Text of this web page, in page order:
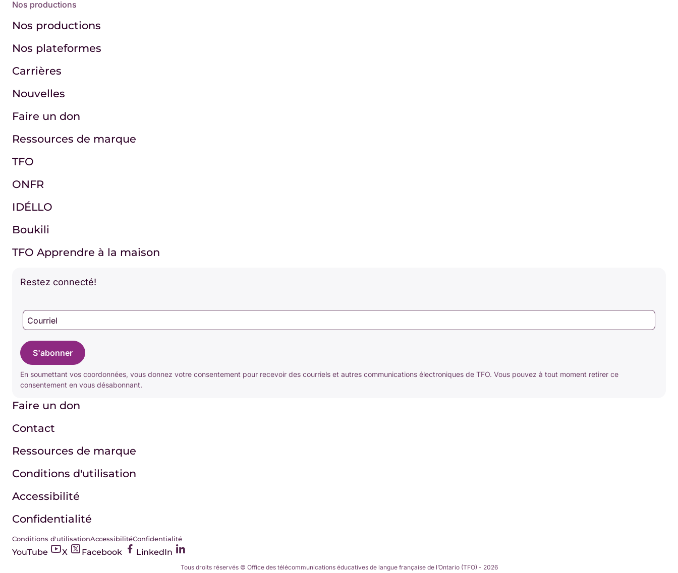
Nos productions
Nos productions
Nos plateformes
Carrières
Nouvelles
Faire un don
Ressources de marque
TFO
ONFR
IDÉLLO
Boukili
TFO Apprendre à la maison
Restez connecté!
Courriel
S'abonner
En soumettant vos coordonnées, vous donnez votre consentement pour recevoir des courriels et autres communications électroniques de TFO. Vous pouvez à tout moment retirer ce
consentement en vous désabonnant.
Faire un don
Contact
Ressources de marque
Conditions d'utilisation
Accessibilité
Confidentialité
Conditions d'utilisationAccessibilitéConfidentialité
YouTube X Facebook LinkedIn
Tous droits réservés © Office des télécommunications éducatives de langue française de l’Ontario (TFO) - 2026